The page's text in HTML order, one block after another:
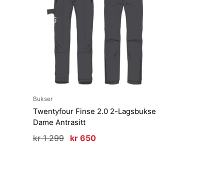
Bukser
Twentyfour Finse 2.0 2-Lagsbukse
Dame Antrasitt
kr1 299
Opprinnelig
kr650Nåværende